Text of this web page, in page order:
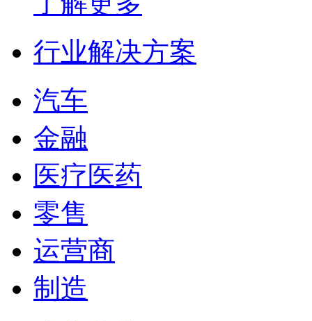
行业解决方案
汽车
金融
医疗医药
零售
运营商
制造